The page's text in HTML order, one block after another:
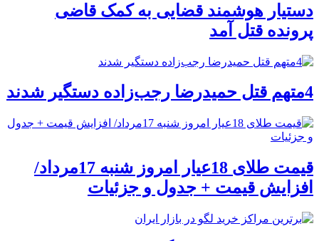
دستیار هوشمند قضایی به کمک قاضی
پرونده قتل آمد
4متهم قتل حمیدرضا رجب‌زاده دستگیر شدند
قیمت طلای 18عیار امروز شنبه 17مرداد/
افزایش قیمت + جدول و جزئیات